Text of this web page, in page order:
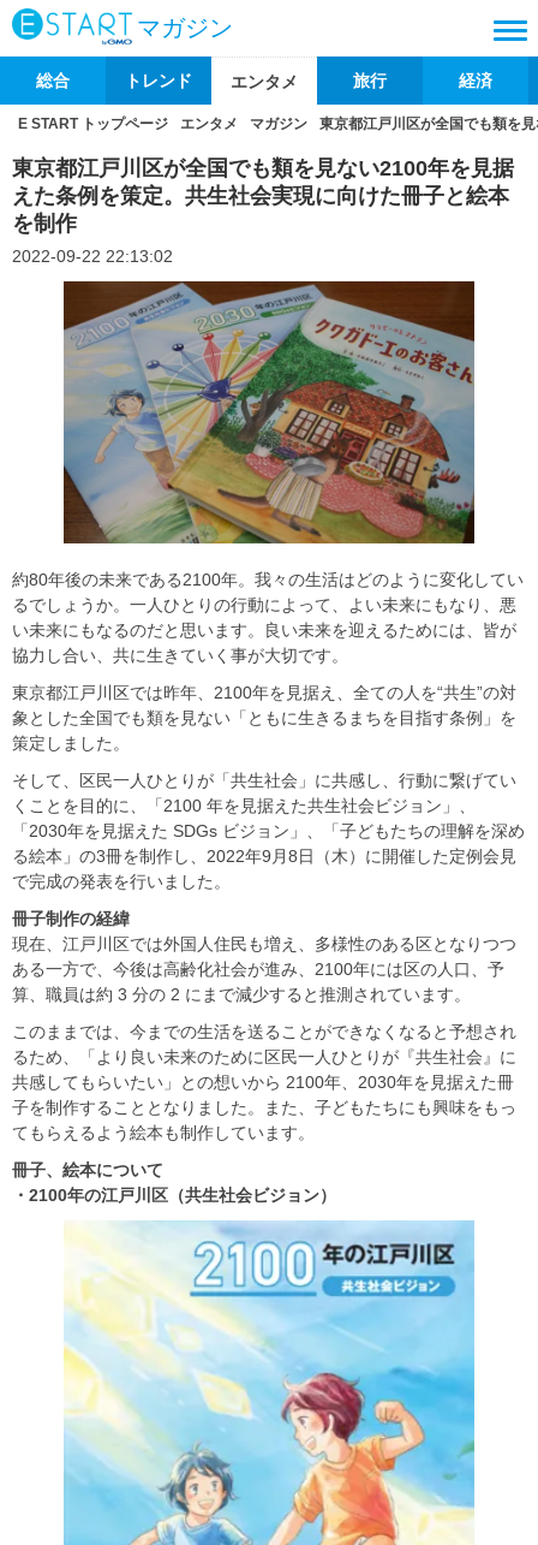
マガジン
総合 トレンド エンタメ 旅行 経済
E START トップページ エンタメ マガジン 東京都江戸川区が全国でも類を
東京都江戸川区が全国でも類を見ない2100年を見据
えた条例を策定。共生社会実現に向けた冊子と絵本
を制作
2022-09-22 22:13:02
約80年後の未来である2100年。我々の生活はどのように変化してい
るでしょうか。一人ひとりの行動によって、よい未来にもなり、悪
い未来にもなるのだと思います。良い未来を迎えるためには、皆が
協力し合い、共に生きていく事が大切です。
東京都江戸川区では昨年、2100年を見据え、全ての人を“共生”の対
象とした全国でも類を見ない「ともに生きるまちを目指す条例」を
策定しました。
そして、区民一人ひとりが「共生社会」に共感し、行動に繋げてい
くことを目的に、「2100 年を見据えた共生社会ビジョン」、
「2030年を見据えた SDGs ビジョン」、「子どもたちの理解を深め
る絵本」の3冊を制作し、2022年9月8日（木）に開催した定例会見
で完成の発表を行いました。
冊子制作の経緯
現在、江戸川区では外国人住民も増え、多様性のある区となりつつ
ある一方で、今後は高齢化社会が進み、2100年には区の人口、予
算、職員は約 3 分の 2 にまで減少すると推測されています。
このままでは、今までの生活を送ることができなくなると予想され
るため、「より良い未来のために区民一人ひとりが『共生社会』に
共感してもらいたい」との想いから 2100年、2030年を見据えた冊
子を制作することとなりました。また、子どもたちにも興味をもっ
てもらえるよう絵本も制作しています。
冊子、絵本について
・2100年の江戸川区（共生社会ビジョン）